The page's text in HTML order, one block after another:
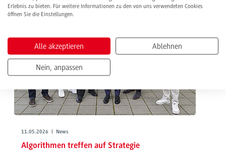
11.05.2026 | News
Algorithmen treffen auf Strategie
Erlebnis zu bieten. Für weitere Informationen zu den von uns verwendeten Cookies
öffnen Sie die Einstellungen.
Alle akzeptieren Ablehnen
Nein, anpassen